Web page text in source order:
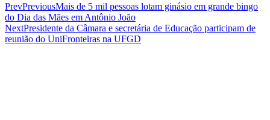
PrevPreviousMais de 5 mil pessoas lotam ginásio em grande bingo
do Dia das Mães em Antônio João
NextPresidente da Câmara e secretária de Educação participam de
reunião do UniFronteiras na UFGD